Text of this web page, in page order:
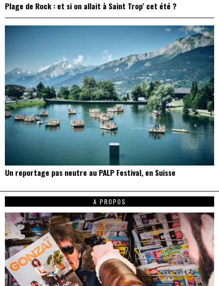
Plage de Rock : et si on allait à Saint Trop’ cet été ?
Un reportage pas neutre au PALP Festival, en Suisse
A PROPOS